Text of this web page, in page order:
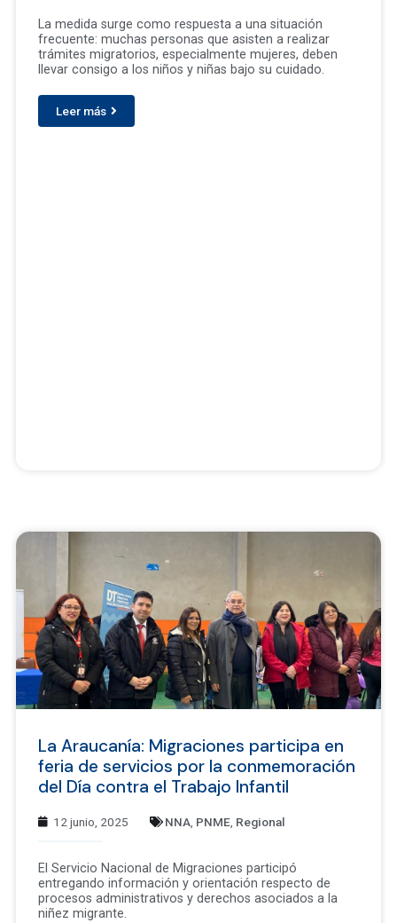
La medida surge como respuesta a una situación
frecuente: muchas personas que asisten a realizar
trámites migratorios, especialmente mujeres, deben
llevar consigo a los niños y niñas bajo su cuidado.
Leer más
La Araucanía: Migraciones participa en
feria de servicios por la conmemoración
del Día contra el Trabajo Infantil
12 junio, 2025 NNA PNME Regional
El Servicio Nacional de Migraciones participó
entregando información y orientación respecto de
procesos administrativos y derechos asociados a la
niñez migrante.